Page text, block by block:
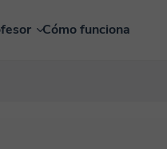
Cómo funciona